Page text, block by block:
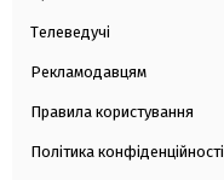
Телеведучі
Рекламодавцям
Правила користування
Політика конфіденційності